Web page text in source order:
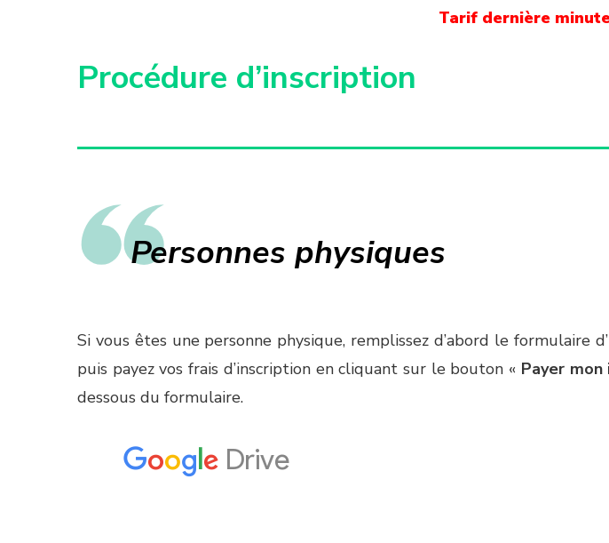
Tarif dernière minute :
Procédure d’inscription
Personnes physiques
Si vous êtes une personne physique, remplissez d’abord le formulaire
puis payez vos frais d’inscription en cliquant sur le bouton « Payer
dessous du formulaire.
ACTUALITÉS